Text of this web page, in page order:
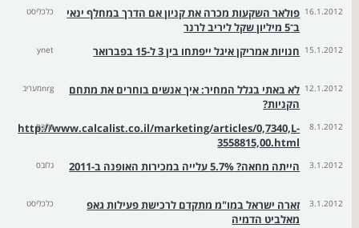
16.1.2012 פולאר השקעות מכרה את קניון אם הדרך במחלף ינאי
ב־5 מיליון שקל ליריב לרנר
כלכליסט
15.1.2012 חנויות אמריקן איגל ייפתחו בין 3 ל-15 בפברואר ynet
12.1.2012 לא באתי בגלל המחיר: איך אנשים בוחרים את מתחם
הקניות?
nrgמעריב
8.1.2012
http://www.calcalist.co.il/marketing/articles/0,7340,L-
3558815,00.html
גלובס
3.1.2012 הייתה מחאה? 5.7% עלייה במכירות האופנה ב-2011 גלובס
3.1.2012
זארה ישראל במו"מ מתקדם לרכישת פעילות גאפ
מאלביט הדמיה
כלכליסט